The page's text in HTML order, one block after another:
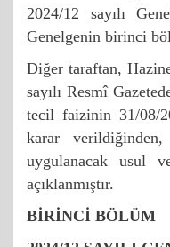
2024/12 sayılı
Genelgenin birinci
Diğer taraftan,
sayılı Resmî
tecil faizinin 31/08/
karar
uygulanacak usul
açıklanmıştır.
BİRİNCİ BÖLÜM